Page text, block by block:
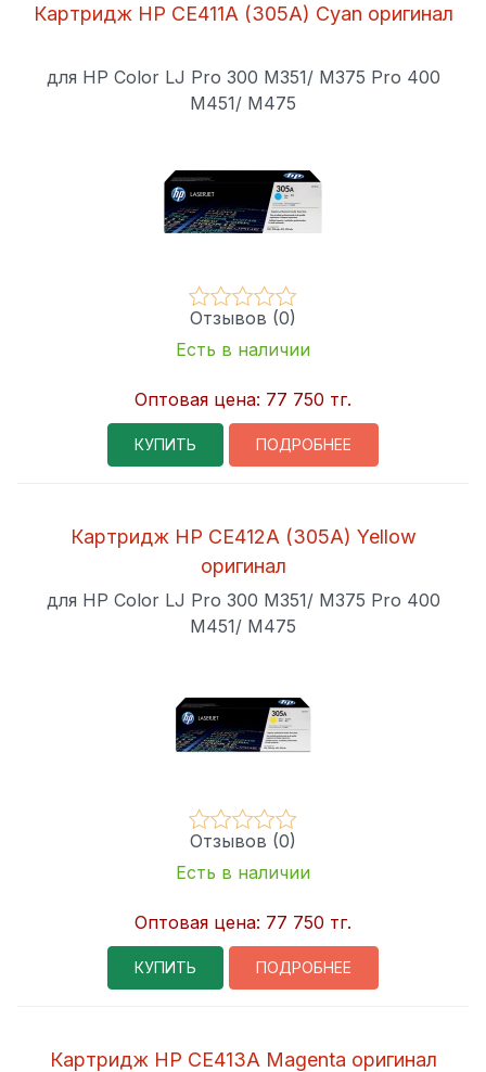
цена (тг.):
Картридж HP CE411A (305A) Cyan оригинал
для HP Color LJ Pro 300 M351/ M375 Pro 400
M451/ M475
Отзывов (0)
Есть в наличии
Оптовая цена: 77 750 тг.
КУПИТЬ ПОДРОБНЕЕ
Картридж HP CE412A (305A) Yellow
оригинал
для HP Color LJ Pro 300 M351/ M375 Pro 400
M451/ M475
Отзывов (0)
Есть в наличии
Оптовая цена: 77 750 тг.
КУПИТЬ ПОДРОБНЕЕ
Картридж HP CE413A Magenta оригинал